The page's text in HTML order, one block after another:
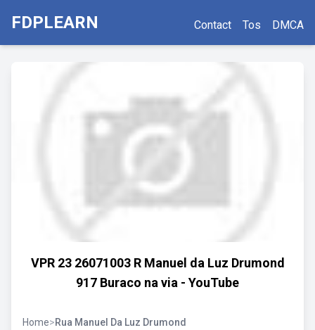
FDPLEARN Contact Tos DMCA
VPR 23 26071003 R Manuel da Luz Drumond
917 Buraco na via - YouTube
Home>Rua Manuel Da Luz Drumond